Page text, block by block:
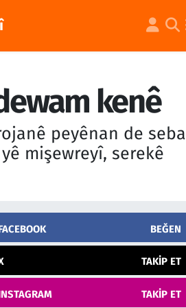
kenê
peyênan de seba
mişewreyî, serekê
BEĞEN
TAKIP ET
TAKIP ET